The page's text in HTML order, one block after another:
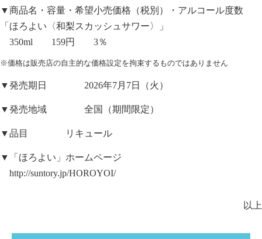
▼商品名・容量・希望小売価格（税別）・アルコール度数
「ほろよい〈和梨スカッシュサワー〉」
350ml 159円 3％
※価格は販売店の自主的な価格設定を拘束するものではありません
▼発売期日 2026年7月7日（火）
▼発売地域 全国（期間限定）
▼品目 リキュール
▼「ほろよい」ホームページ
http://suntory.jp/HOROYOI/
以上